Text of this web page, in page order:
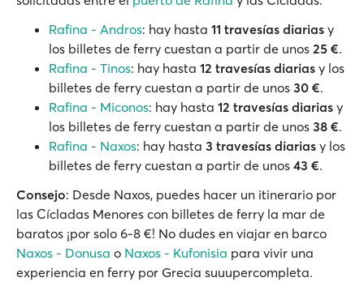
Rafina - Andros: hay hasta 11 travesías diarias y
los billetes de ferry cuestan a partir de unos 25 €.
Rafina - Tinos: hay hasta 12 travesías diarias y los
billetes de ferry cuestan a partir de unos 30 €.
Rafina - Miconos: hay hasta 12 travesías diarias y
los billetes de ferry cuestan a partir de unos 38 €.
Rafina - Naxos: hay hasta 3 travesías diarias y los
billetes de ferry cuestan a partir de unos 43 €.
Consejo: Desde Naxos, puedes hacer un itinerario por
las Cícladas Menores con billetes de ferry la mar de
baratos ¡por solo 6-8 €! No dudes en viajar en barco
Naxos - Donusa o Naxos - Kufonisia para vivir una
experiencia en ferry por Grecia suuupercompleta.